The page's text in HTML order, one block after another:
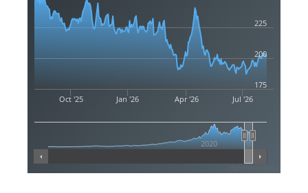
Oct '25 Jan '26 Apr '26 Jul '26
2020
200
175
225